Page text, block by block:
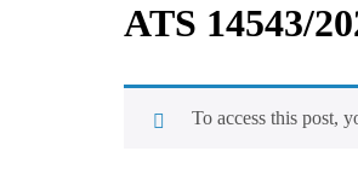
ATS 14543/
To access this post,